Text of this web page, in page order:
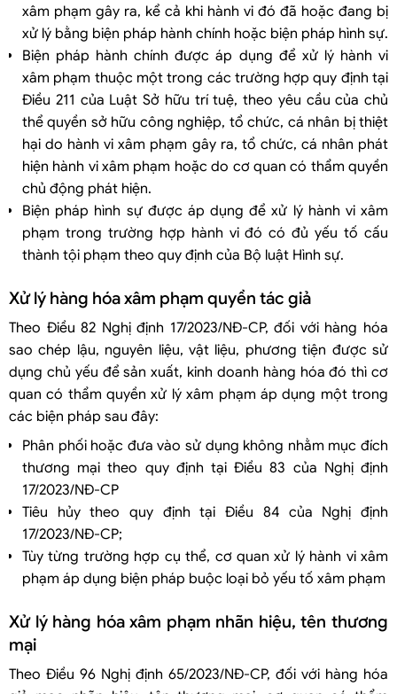
xâm phạm gây ra, kể cả khi hành vi đó đã hoặc đang bị
xử lý bằng biện pháp hành chính hoặc biện pháp hình sự.
Biện pháp hành chính được áp dụng để xử lý hành vi
xâm phạm thuộc một trong các trường hợp quy định tại
Điều 211 của Luật Sở hữu trí tuệ, theo yêu cầu của chủ
thể quyền sở hữu công nghiệp, tổ chức, cá nhân bị thiệt
hại do hành vi xâm phạm gây ra, tổ chức, cá nhân phát
hiện hành vi xâm phạm hoặc do cơ quan có thẩm quyền
chủ động phát hiện.
Biện pháp hình sự được áp dụng để xử lý hành vi xâm
phạm trong trường hợp hành vi đó có đủ yếu tố cấu
thành tội phạm theo quy định của Bộ luật Hình sự.
Xử lý hàng hóa xâm phạm quyền tác giả
Theo Điều 82 Nghị định 17/2023/NĐ-CP, đối với hàng hóa
sao chép lậu, nguyên liệu, vật liệu, phương tiện được sử
dụng chủ yếu để sản xuất, kinh doanh hàng hóa đó thì cơ
quan có thẩm quyền xử lý xâm phạm áp dụng một trong
các biện pháp sau đây:
Phân phối hoặc đưa vào sử dụng không nhằm mục đích
thương mại theo quy định tại Điều 83 của Nghị định
17/2023/NĐ-CP
Tiêu hủy theo quy định tại Điều 84 của Nghị định
17/2023/NĐ-CP;
Tùy từng trường hợp cụ thể, cơ quan xử lý hành vi xâm
phạm áp dụng biện pháp buộc loại bỏ yếu tố xâm phạm
Xử lý hàng hóa xâm phạm nhãn hiệu, tên thương
mại
Theo Điều 96 Nghị định 65/2023/NĐ-CP, đối với hàng hóa